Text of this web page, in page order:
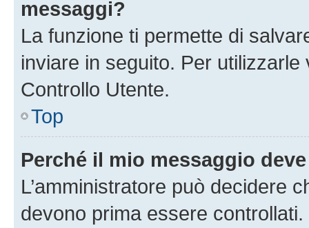
messaggi?
La funzione ti permette di
inviare in seguito. Per utilizzarle
Controllo Utente.
Top
Perché il mio messaggio
L’amministratore può decidere
devono prima essere